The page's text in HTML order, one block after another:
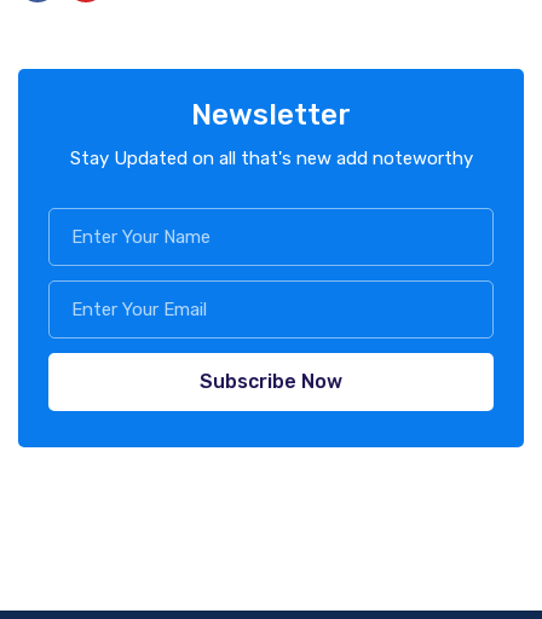
Newsletter
Stay Updated on all that's new add noteworthy
Subscribe Now